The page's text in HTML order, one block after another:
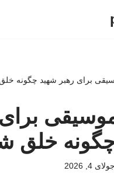
برای رهبر شهید چگونه
موسیقی
خلق
جولای 4, 2026